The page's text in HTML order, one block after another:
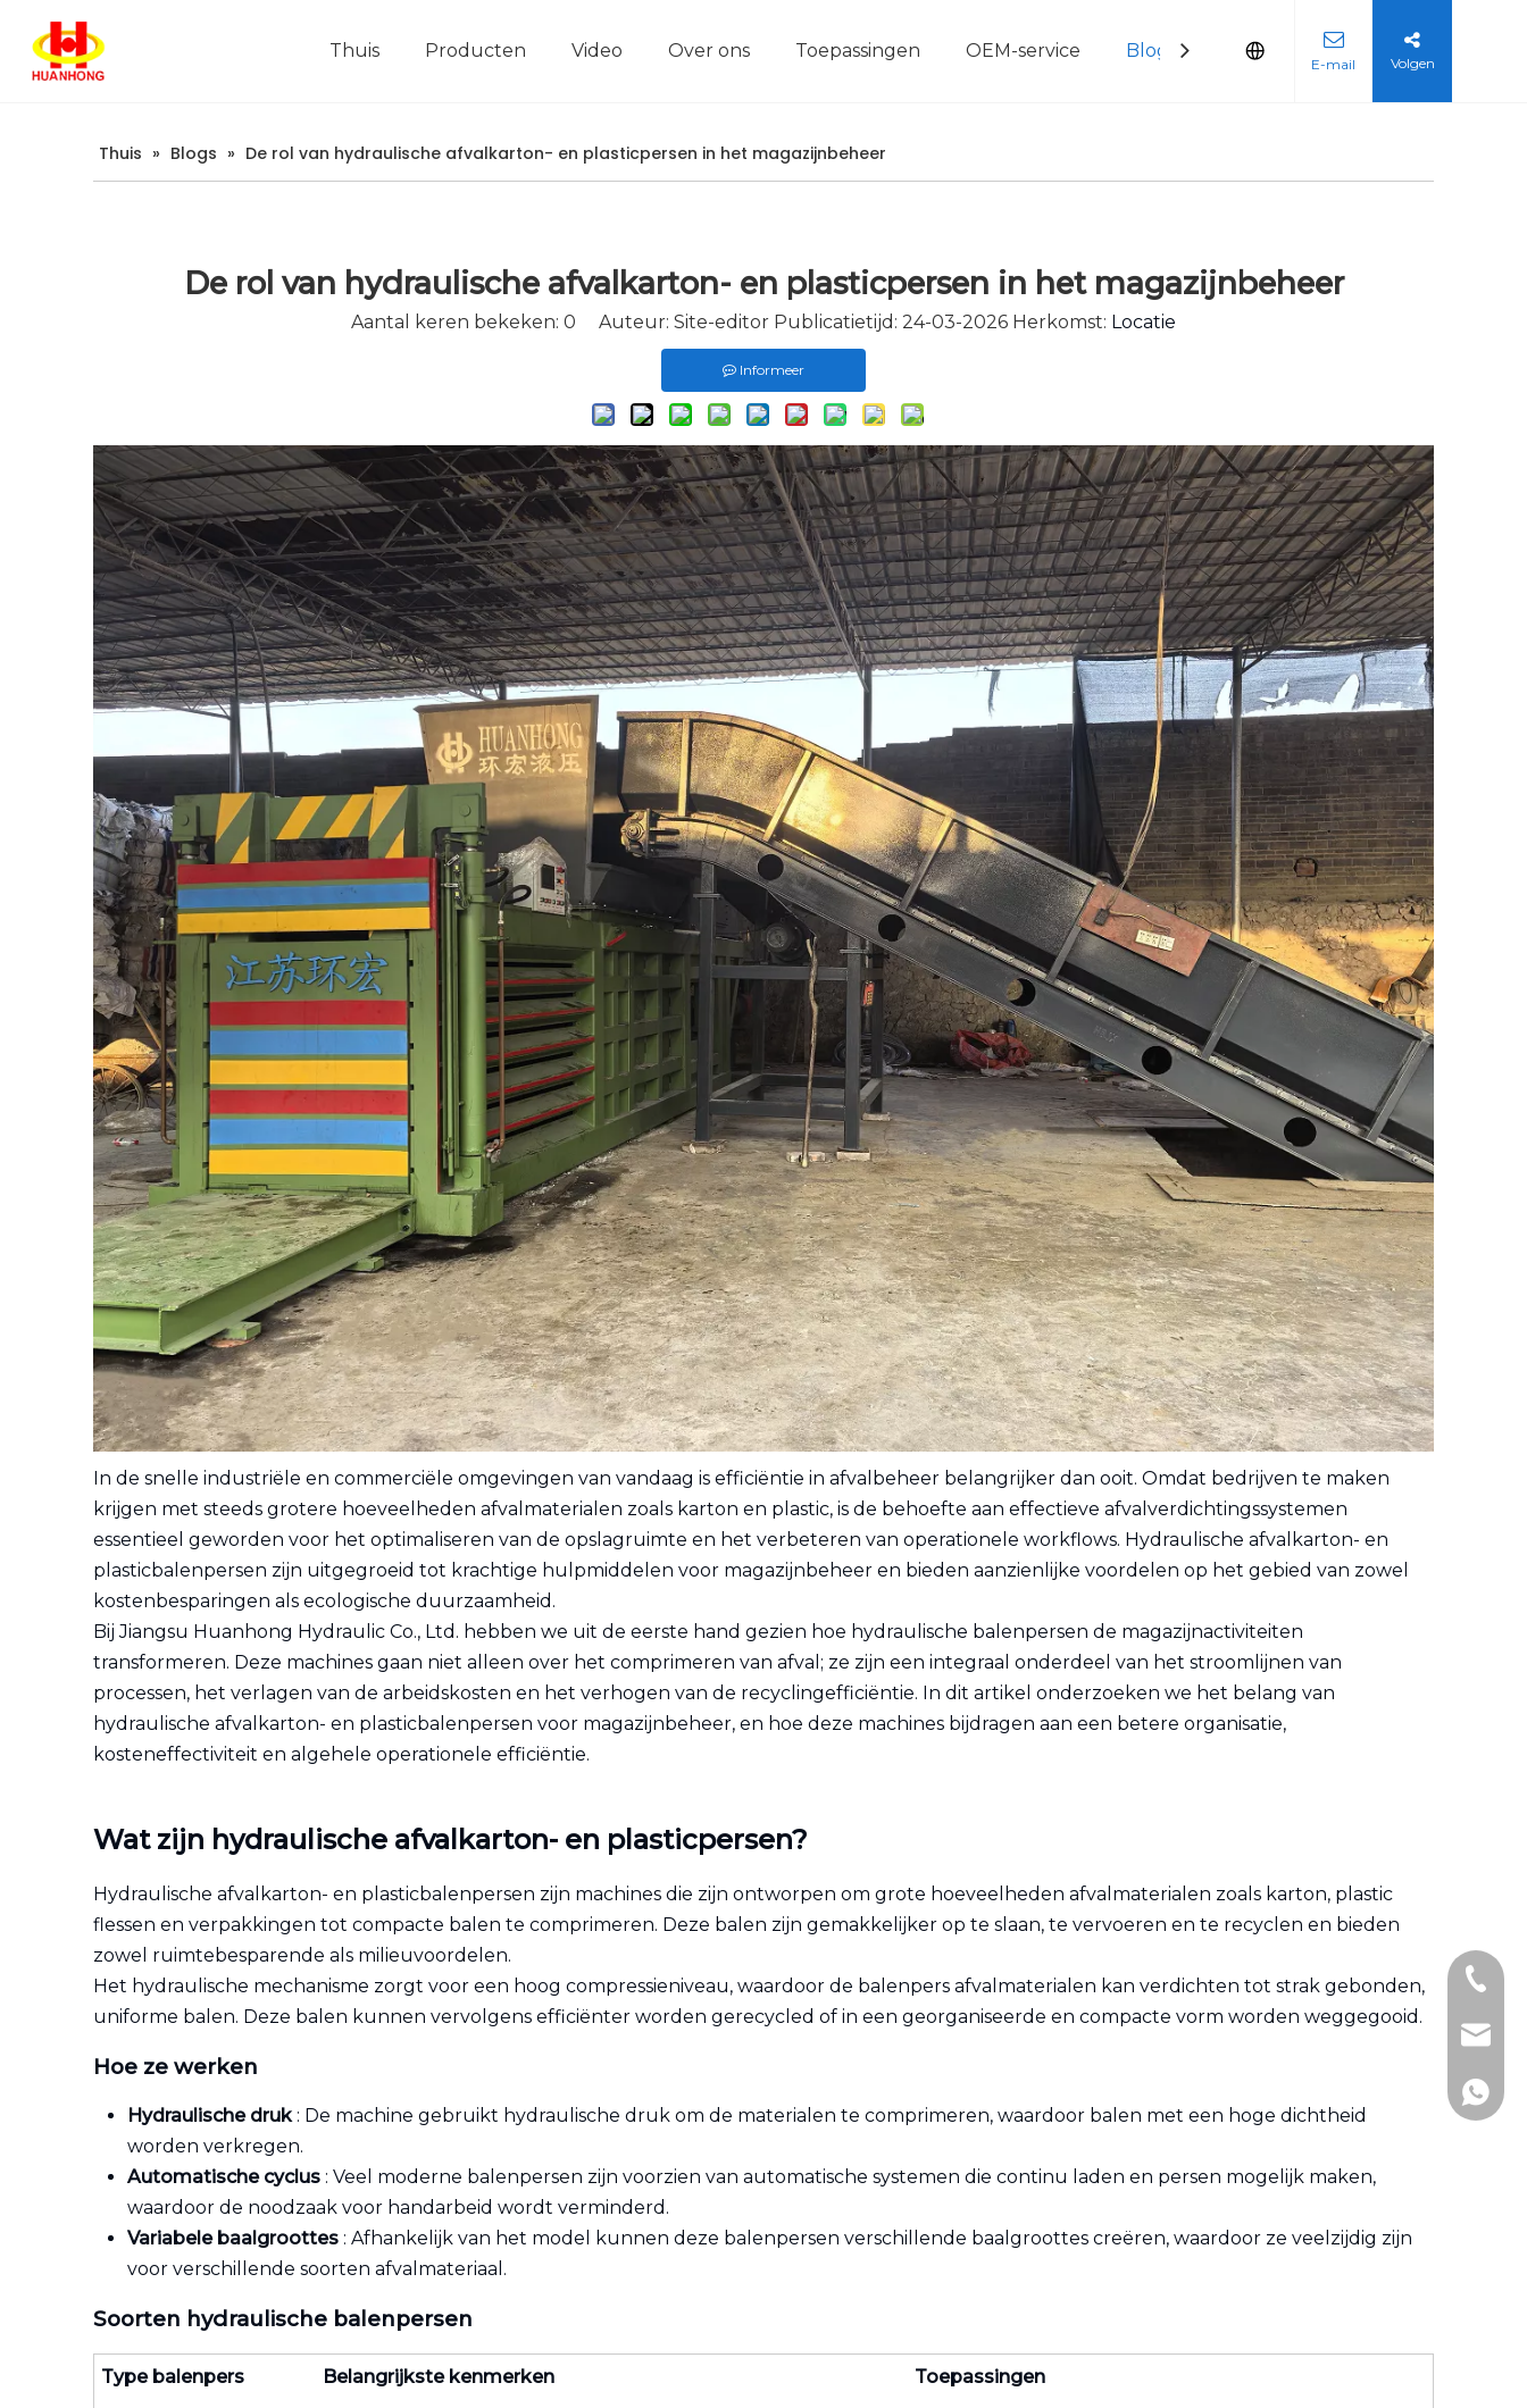
Thuis Producten Video Over ons Toepassingen OEM-service Blogs Neem contact met ons op
E-mail Volgen
Thuis » Blogs » De rol van hydraulische afvalkarton- en plasticpersen in het magazijnbeheer
De rol van hydraulische afvalkarton- en plasticpersen in het magazijnbeheer
Aantal keren bekeken: 0 Auteur: Site-editor Publicatietijd: 24-03-2026 Herkomst: Locatie
Informeer
In de snelle industriële en commerciële omgevingen van vandaag is efficiëntie in afvalbeheer belangrijker dan ooit. Omdat bedrijven te maken
krijgen met steeds grotere hoeveelheden afvalmaterialen zoals karton en plastic, is de behoefte aan effectieve afvalverdichtingssystemen
essentieel geworden voor het optimaliseren van de opslagruimte en het verbeteren van operationele workflows. Hydraulische afvalkarton- en
plasticbalenpersen zijn uitgegroeid tot krachtige hulpmiddelen voor magazijnbeheer en bieden aanzienlijke voordelen op het gebied van zowel
kostenbesparingen als ecologische duurzaamheid.
Bij Jiangsu Huanhong Hydraulic Co., Ltd. hebben we uit de eerste hand gezien hoe hydraulische balenpersen de magazijnactiviteiten
transformeren. Deze machines gaan niet alleen over het comprimeren van afval; ze zijn een integraal onderdeel van het stroomlijnen van
processen, het verlagen van de arbeidskosten en het verhogen van de recyclingefficiëntie. In dit artikel onderzoeken we het belang van
hydraulische afvalkarton- en plasticbalenpersen voor magazijnbeheer, en hoe deze machines bijdragen aan een betere organisatie,
kosteneffectiviteit en algehele operationele efficiëntie.
Wat zijn hydraulische afvalkarton- en plasticpersen?
Hydraulische afvalkarton- en plasticbalenpersen zijn machines die zijn ontworpen om grote hoeveelheden afvalmaterialen zoals karton, plastic
flessen en verpakkingen tot compacte balen te comprimeren. Deze balen zijn gemakkelijker op te slaan, te vervoeren en te recyclen en bieden
zowel ruimtebesparende als milieuvoordelen.
Het hydraulische mechanisme zorgt voor een hoog compressieniveau, waardoor de balenpers afvalmaterialen kan verdichten tot strak gebonden,
uniforme balen. Deze balen kunnen vervolgens efficiënter worden gerecycled of in een georganiseerde en compacte vorm worden weggegooid.
Hoe ze werken
Hydraulische druk : De machine gebruikt hydraulische druk om de materialen te comprimeren, waardoor balen met een hoge dichtheid
worden verkregen.
Automatische cyclus : Veel moderne balenpersen zijn voorzien van automatische systemen die continu laden en persen mogelijk maken,
waardoor de noodzaak voor handarbeid wordt verminderd.
Variabele baalgroottes : Afhankelijk van het model kunnen deze balenpersen verschillende baalgroottes creëren, waardoor ze veelzijdig zijn
voor verschillende soorten afvalmateriaal.
Soorten hydraulische balenpersen
Type balenpers Belangrijkste kenmerken Toepassingen
+86-
+86-
+86-